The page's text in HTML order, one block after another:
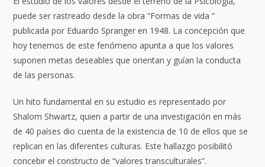
puede ser rastreado desde la obra “Formas de vida “
publicada por Eduardo Spranger en 1948. La concepción que
hoy tenemos de este fenómenoapunta a que los valores
suponen metas deseables que orientan y guían la conducta
de las personas.
Un hito fundamental en su estudio es representado por
Shalom Shwartz, quien a partir de una investigación en más
de 40 países dio cuenta de la existencia de 10 de ellos que se
replican en las diferentes culturas. Este hallazgo posibilitó
concebir el constructo de “valores transculturales”.